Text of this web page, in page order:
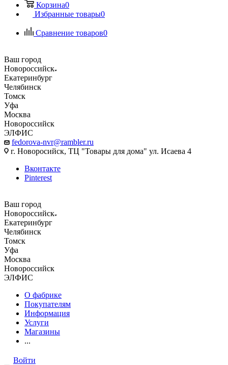
Корзина0
Избранные товары0
Сравнение товаров0
Ваш город
Новороссийск
Екатеринбург
Челябинск
Томск
Уфа
Москва
Новороссийск
ЭЛФИС
fedorova-nvr@rambler.ru
г. Новоросийск, ТЦ "Товары для дома" ул. Исаева 4
Вконтакте
Pinterest
Ваш город
Новороссийск
Екатеринбург
Челябинск
Томск
Уфа
Москва
Новороссийск
ЭЛФИС
О фабрике
Покупателям
Информация
Услуги
Магазины
...
Войти